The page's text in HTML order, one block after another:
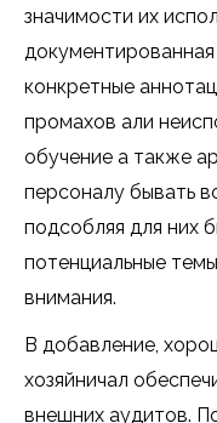
значимости их
конкретные
промахов али
обучение а также
персоналу бывать
подсобляя для них
потенциальные
внимания.
В добавление,
хозяйничал
внешних аудитов.